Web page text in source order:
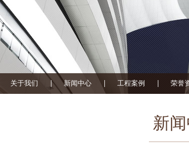
关于我们 新闻中心 工程案例 荣誉
新